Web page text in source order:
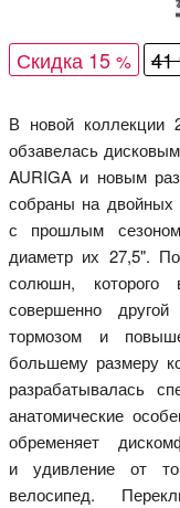
Скидка 15 %
В новой коллекции
обзавелась
AURIGA и новым
собраны на двойных
с прошлым
диаметр их 27,5".
солюшн, которого
совершенно
тормозом и
большему размеру
разрабатывалась
анатомические
обременяет
и удивление от
велосипед.